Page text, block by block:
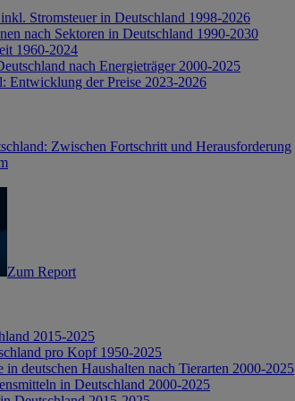
Stromsteuer in Deutschland 1998-2026
nach Sektoren in Deutschland 1990-2030
1960-2024
nach Energieträger 2000-2025
Entwicklung der Preise 2023-2026
Zwischen Fortschritt und Herausforderung
Zum Report
2015-2025
pro Kopf 1950-2025
in deutschen Haushalten nach Tierarten 2000-2025
in Deutschland 2000-2025